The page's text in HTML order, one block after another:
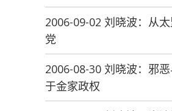
2006-09-02 刘晓波：从
党
2006-08-30 刘晓波：邪
于金家政权